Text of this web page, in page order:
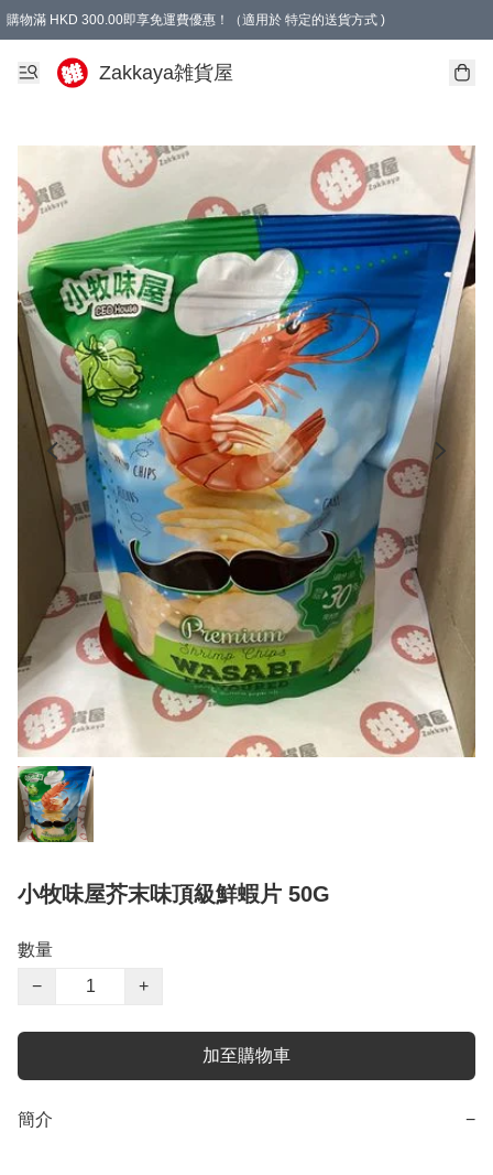
購物滿 HKD 300.00即享免運費優惠！（適用於 特定的送貨方式 )
Zakkaya雑貨屋
小牧味屋芥末味頂級鮮蝦片 50G
數量
−
+
加至購物車
簡介 −